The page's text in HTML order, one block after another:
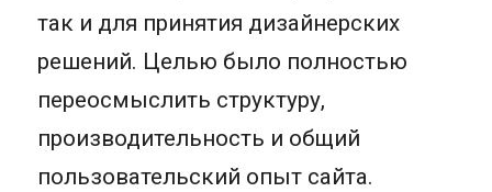
так и для принятия дизайнерских
решений. Целью было полностью
переосмыслить структуру,
производительность и общий
пользовательский опыт сайта.